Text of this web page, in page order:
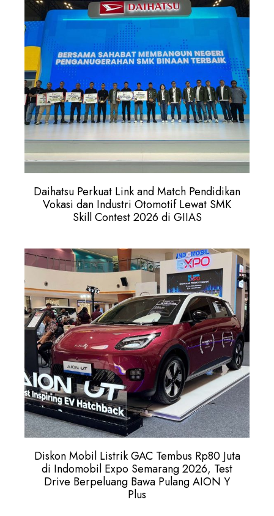
Daihatsu Perkuat Link and Match Pendidikan
Vokasi dan Industri Otomotif Lewat SMK
Skill Contest 2026 di GIIAS
Diskon Mobil Listrik GAC Tembus Rp80 Juta
di Indomobil Expo Semarang 2026, Test
Drive Berpeluang Bawa Pulang AION Y
Plus